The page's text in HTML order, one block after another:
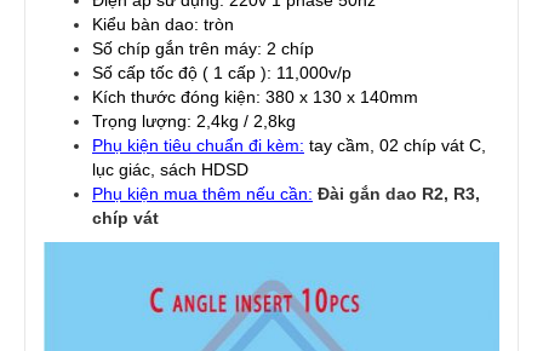
Kiểu bàn dao: tròn
Số chíp gắn trên máy: 2 chíp
Số cấp tốc độ ( 1 cấp ): 11,000v/p
Kích thước đóng kiện: 380 x 130 x 140mm
Trọng lượng: 2,4kg / 2,8kg
Phụ kiện tiêu chuẩn đi kèm: tay cầm, 02 chíp vát C,
lục giác, sách HDSD
Phụ kiện mua thêm nếu cần: Đài gắn dao R2, R3,
chíp vát